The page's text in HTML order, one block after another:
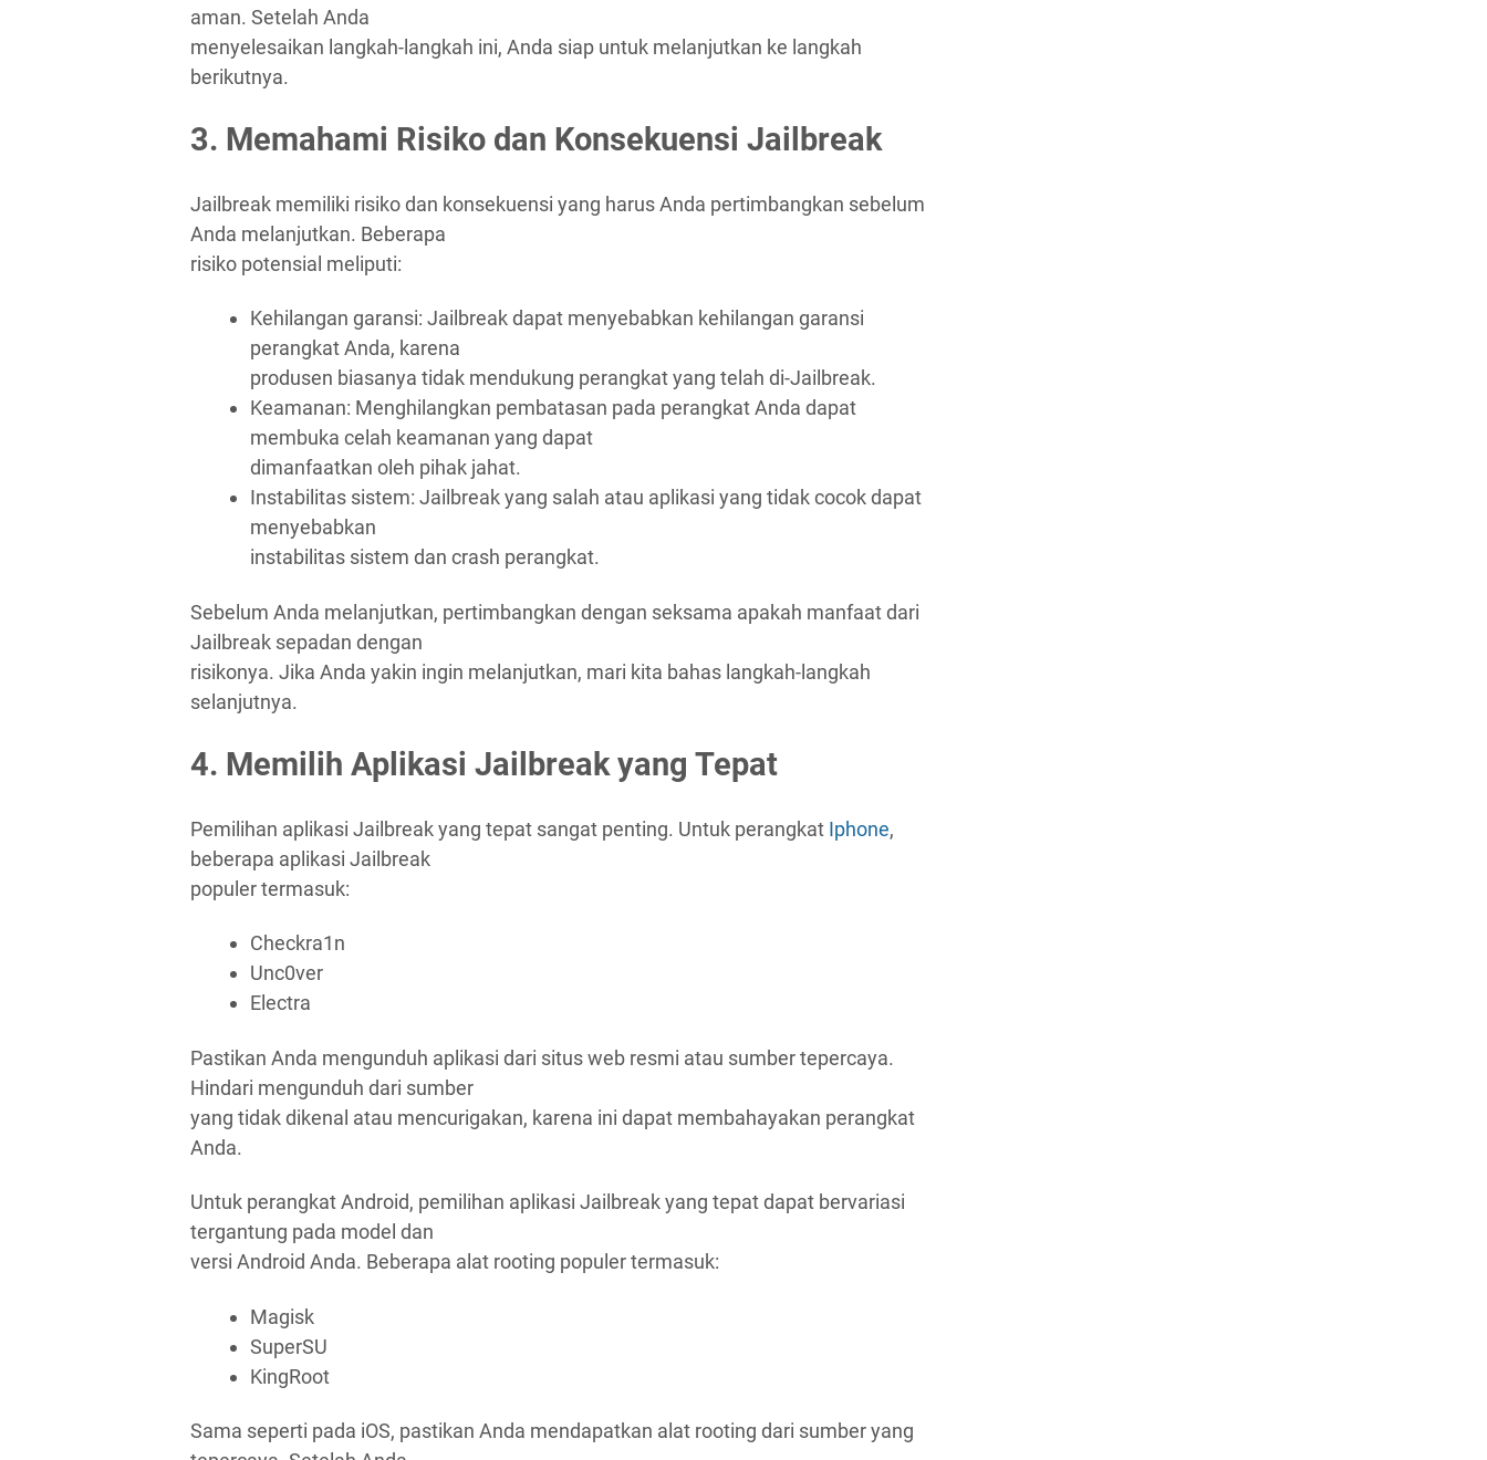
aman. Setelah Anda
menyelesaikan langkah-langkah ini, Anda siap untuk melanjutkan ke langkah
berikutnya.
3. Memahami Risiko dan Konsekuensi Jailbreak
Jailbreak memiliki risiko dan konsekuensi yang harus Anda pertimbangkan sebelum
Anda melanjutkan. Beberapa
risiko potensial meliputi:
Kehilangan garansi: Jailbreak dapat menyebabkan kehilangan garansi
perangkat Anda, karena
produsen biasanya tidak mendukung perangkat yang telah di-Jailbreak.
Keamanan: Menghilangkan pembatasan pada perangkat Anda dapat
membuka celah keamanan yang dapat
dimanfaatkan oleh pihak jahat.
Instabilitas sistem: Jailbreak yang salah atau aplikasi yang tidak cocok dapat
menyebabkan
instabilitas sistem dan crash perangkat.
Sebelum Anda melanjutkan, pertimbangkan dengan seksama apakah manfaat dari
Jailbreak sepadan dengan
risikonya. Jika Anda yakin ingin melanjutkan, mari kita bahas langkah-langkah
selanjutnya.
4. Memilih Aplikasi Jailbreak yang Tepat
Pemilihan aplikasi Jailbreak yang tepat sangat penting. Untuk perangkat Iphone,
beberapa aplikasi Jailbreak
populer termasuk:
Checkra1n
Unc0ver
Electra
Pastikan Anda mengunduh aplikasi dari situs web resmi atau sumber tepercaya.
Hindari mengunduh dari sumber
yang tidak dikenal atau mencurigakan, karena ini dapat membahayakan perangkat
Anda.
Untuk perangkat Android, pemilihan aplikasi Jailbreak yang tepat dapat bervariasi
tergantung pada model dan
versi Android Anda. Beberapa alat rooting populer termasuk:
Magisk
SuperSU
KingRoot
Sama seperti pada iOS, pastikan Anda mendapatkan alat rooting dari sumber yang